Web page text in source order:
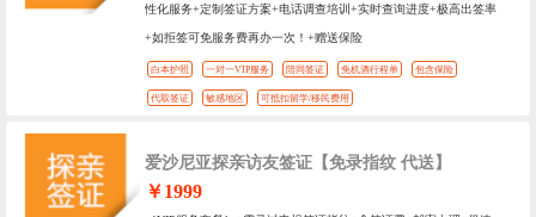
性化服务+定制签证方案+电话调查培训+实时查询进度+极高出签率
+如拒签可免服务费再办一次！+赠送保险
白本护照 一对一VIP服务 陪同签证 免机酒行程单 包含保险
代取签证 敏感地区 可抵扣留学/移民费用
爱沙尼亚探亲访友签证【免录指纹 代送】
￥1999